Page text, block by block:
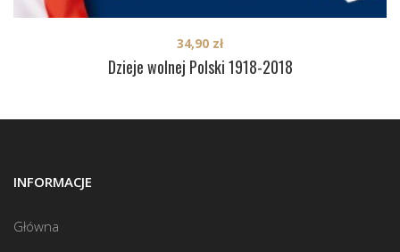
Dzieje wolnej Polski 1918-2018
34,90 zł
INFORMACJE
Główna